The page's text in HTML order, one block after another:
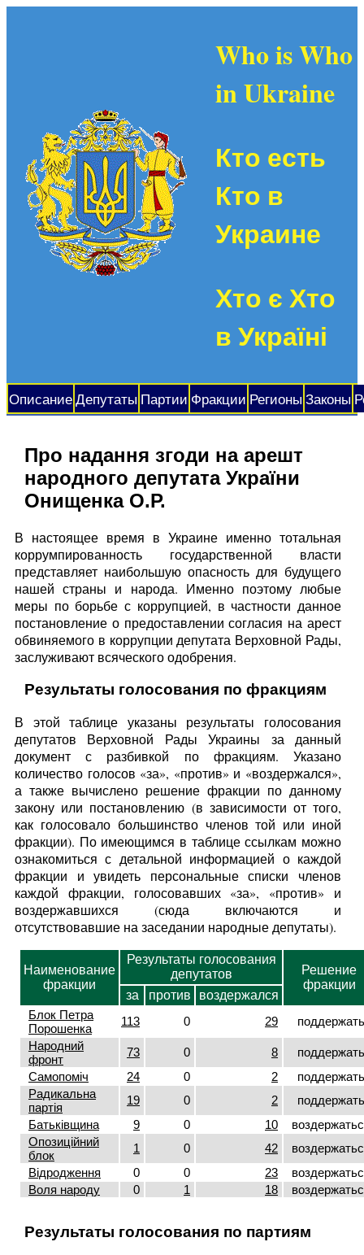
Who is Who
in Ukraine
Кто есть
Кто в
Украине
Хто є Хто
в Україні
Описание Депутаты Партии Фракции Регионы Законы
Про надання згоди на арешт
народного депутата України
Онищенка О.Р.
В настоящее время в Украине именно тотальная
коррумпированность государственной власти
представляет наибольшую опасность для будущего
нашей страны и народа. Именно поэтому любые
меры по борьбе с коррупцией, в частности данное
постановление о предоставлении согласия на арест
обвиняемого в коррупции депутата Верховной Рады,
заслуживают всяческого одобрения.
Результаты голосования по фракциям
В этой таблице указаны результаты голосования
депутатов Верховной Рады Украины за данный
документ с разбивкой по фракциям. Указано
количество голосов «за», «против» и «воздержался»,
а также вычислено решение фракции по данному
закону или постановлению (в зависимости от того,
как голосовало большинство членов той или иной
фракции). По имеющимся в таблице ссылкам можно
ознакомиться с детальной информацией о каждой
фракции и увидеть персональные списки членов
каждой фракции, голосовавших «за», «против» и
воздержавшихся (сюда включаются и
отсутствовавшие на заседании народные депутаты).
Наименование
фракции
Результаты голосования
депутатов
Решение
фракции
за против
воздержался
Блок Петра
Порошенка
113 0 29
поддержать
Народний
фронт
73 0 8
поддержать
Самопоміч
24 0 2
поддержать
Радикальна
партія
19 0 2
поддержать
Батьківщина
9 0 10
Опозиційний
блок
1 0 42
Відродження
0 0 23
Воля народу
0 1 18
Результаты голосования по партиям